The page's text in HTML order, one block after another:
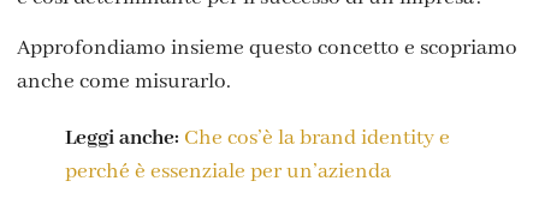
Approfondiamo insieme questo concetto e scopriamo
anche come misurarlo.
Leggi anche: Che cos’è la brand identity e
perché è essenziale per un’azienda